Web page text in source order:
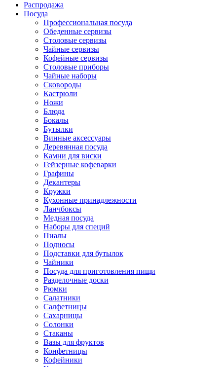
Распродажа
Посуда
Профессиональная посуда
Обеденные сервизы
Столовые сервизы
Чайные сервизы
Кофейные сервизы
Столовые приборы
Чайные наборы
Сковороды
Кастрюли
Ножи
Блюда
Бокалы
Бутылки
Винные аксессуары
Деревянная посуда
Камни для виски
Гейзерные кофеварки
Графины
Декантеры
Кружки
Кухонные принадлежности
Ланчбоксы
Медная посуда
Наборы для специй
Пиалы
Подносы
Подставки для бутылок
Чайники
Посуда для приготовления пищи
Разделочные доски
Рюмки
Салатники
Салфетницы
Сахарницы
Солонки
Стаканы
Вазы для фруктов
Конфетницы
Кофейники